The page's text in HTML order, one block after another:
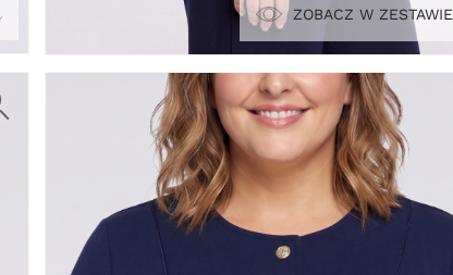
ZOBACZ W ZESTAWIE